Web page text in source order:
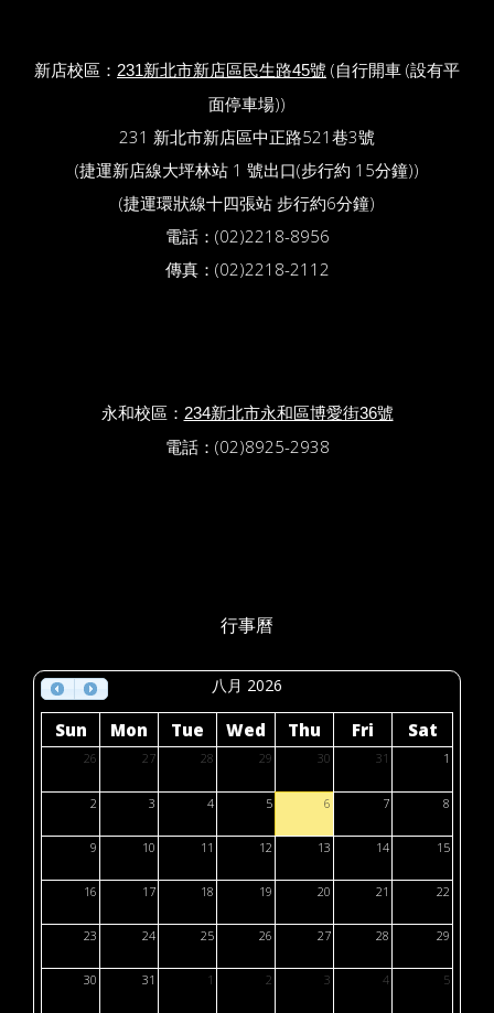
新店校區： 231新北市新店區民生路45號 (自行開車 (設有平
面停車場))
231 新北市新店區中正路521巷3號
(捷運新店線大坪林站 1 號出口(步行約 15分鐘))
(捷運環狀線十四張站 步行約6分鐘)
電話：(02)2218-8956
傳真：(02)2218-2112
永和校區： 234新北市永和區博愛街36號
電話：(02)8925-2938
行事曆
八月 2026
Sun Mon Tue Wed Thu Fri Sat
26 27 28 29 30 31 1
2 3 4 5 6 7 8
9 10 11 12 13 14 15
16 17 18 19 20 21 22
23 24 25 26 27 28 29
30 31 1 2 3 4 5